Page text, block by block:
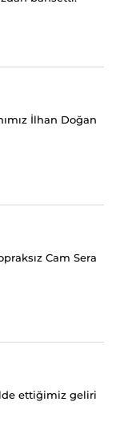
İlhan Doğan
Cam Sera
ettiğimiz geliri